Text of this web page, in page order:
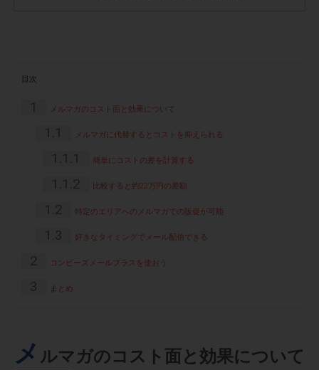
目次
メルマガのコスト面と効果について
メルマガに代替するとコストを抑えられる
簡単にコストの差を計算する
比較すると約22万円の差額
特定のエリアへのメルマガでの販促が可能
好きなタイミングでメール配信できる
コンビーズメールプラスを使おう
まとめ
メ ルマガのコスト面と効果について